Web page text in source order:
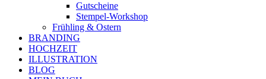
Gutscheine
Stempel-Workshop
Frühling & Ostern
BRANDING
HOCHZEIT
ILLUSTRATION
BLOG